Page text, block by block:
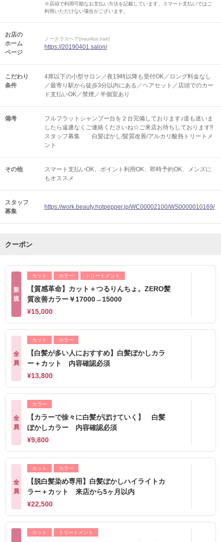
※店頭で利用可能なお支払い方法を記載しています。スマート支払いではご
利用いただけない場合がございます。
お店の
ホーム
ページ
ノーチラスヘア(nautilus hair)
https://20190401.salon/
こだわり
条件
4席以下の小型サロン／夜19時以降も受付OK／ロング料金なし
／最寄り駅から徒歩3分以内にある／ヘアセット／店頭でのカー
ド支払いOK／禁煙／半個室あり
備考
フルフラットシャンプー台を２台完備しております♪道も迷いま
したら遠慮なくご連絡くださいね☆ご来店お待ちしております!!
スタッフ募集 白髪ぼかし/髪質改善/アルカリ酸熱トリートメ
ント
その他 スマート支払いOK ポイント利用OK 即時予約OK
メンズに
もオススメ
スタッフ
募集
https://work.beauty.hotpepper.jp/WC00002100/WS0000010169/
クーポン
新
規
カット カラー トリートメント
【質感革命】カット＋つるりんちょ。ZERO髪
質改善カラー￥17000→15000
¥15,000
全
員
カット カラー
【白髪が多い人におすすめ】白髪ぼかしカラ
ー＋カット 内容確認必須
¥13,800
全
員
カラー
【カラーで徐々に白髪がぼけていく】 白髪
ぼかしカラー 内容確認必須
¥9,800
全
員
カット カラー
【脱白髪染め専用】白髪ぼかしハイライトカ
ラー＋カット 来店から5ヶ月以内
¥22,500
カット トリートメント